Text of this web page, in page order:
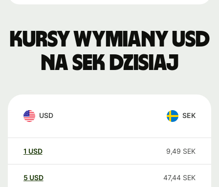
Kursy wymiany USD
na SEK dzisiaj
USD SEK
1 USD 9,49 SEK
5 USD 47,44 SEK